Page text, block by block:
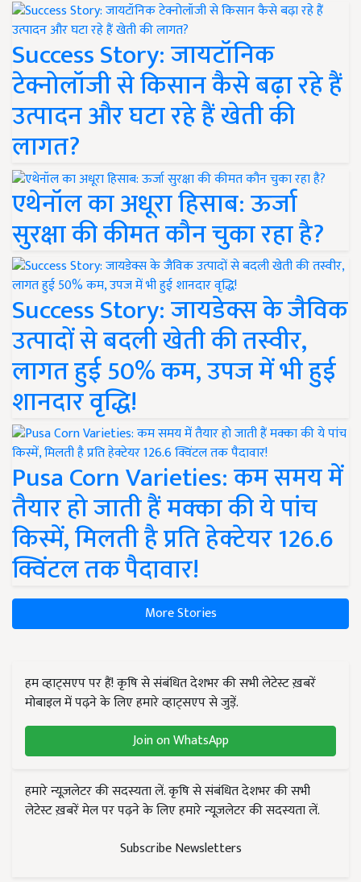
Success Story: जायटॉनिक
टेक्नोलॉजी से किसान कैसे बढ़ा रहे हैं
उत्पादन और घटा रहे हैं खेती की
लागत?
एथेनॉल का अधूरा हिसाब: ऊर्जा
सुरक्षा की कीमत कौन चुका रहा है?
Success Story: जायडेक्स के जैविक
उत्पादों से बदली खेती की तस्वीर,
लागत हुई 50% कम, उपज में भी हुई
शानदार वृद्धि!
Pusa Corn Varieties: कम समय में
तैयार हो जाती हैं मक्का की ये पांच
किस्में, मिलती है प्रति हेक्टेयर 126.6
क्विंटल तक पैदावार!
More Stories
हम व्हाट्सएप पर हैं! कृषि से संबंधित देशभर की सभी लेटेस्ट ख़बरें
मोबाइल में पढ़ने के लिए हमारे व्हाट्सएप से जुड़ें.
Join on WhatsApp
हमारे न्यूज़लेटर की सदस्यता लें. कृषि से संबंधित देशभर की सभी
लेटेस्ट ख़बरें मेल पर पढ़ने के लिए हमारे न्यूज़लेटर की सदस्यता लें.
Subscribe Newsletters